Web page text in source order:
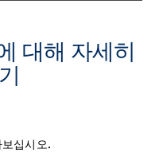
대해 자세히
십시오.